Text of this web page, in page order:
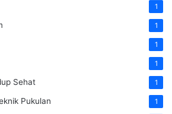
1
1
1
1
Sehat 1
Pukulan 1